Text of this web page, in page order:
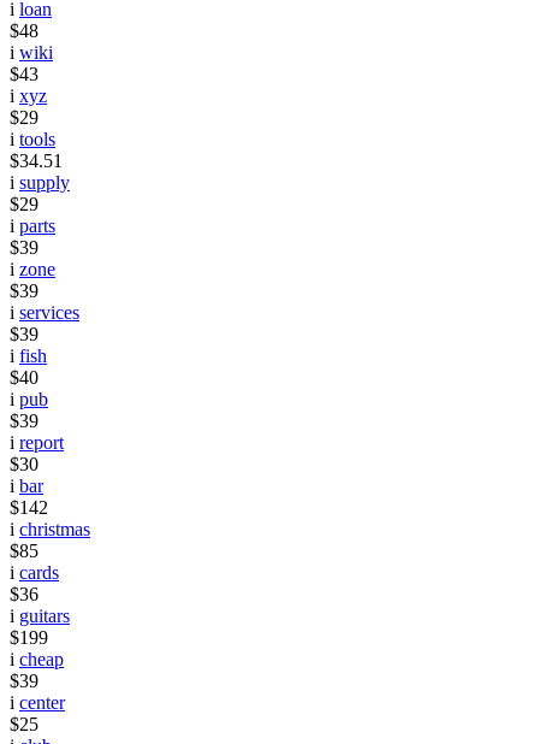
i loan
$48
i wiki
$43
i xyz
$29
i tools
$34.51
i supply
$29
i parts
$39
i zone
$39
i services
$39
i fish
$40
i pub
$39
i report
$30
i bar
$142
i christmas
$85
i cards
$36
i guitars
$199
i cheap
$39
i center
$25